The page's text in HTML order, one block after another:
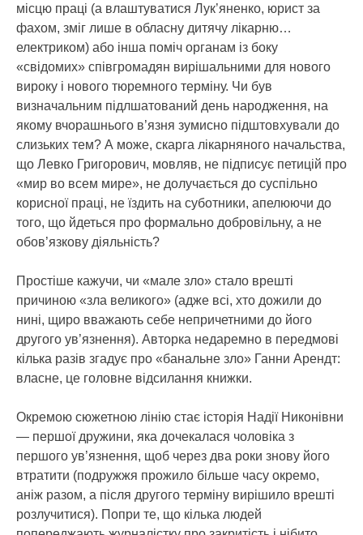
місцю праці (а влаштуватися Лук’яненко, юрист за
фахом, зміг лише в обласну дитячу лікарню…
електриком) або інша поміч органам із боку
«свідомих» співгромадян вирішальними для нового
вироку і нового тюремного терміну. Чи був
визначальним підлшатований день народження, на
якому вчорашнього в’язня зумисно підштовхували до
слизьких тем? А може, скарга лікарняного начальства,
що Левко Григорович, мовляв, не підписує петицій про
«мир во всем мире», не долучається до суспільно
корисної праці, не їздить на суботники, апелюючи до
того, що йдеться про формально добровільну, а не
обов’язкову діяльність?
Простіше кажучи, чи «мале зло» стало врешті
причиною «зла великого» (адже всі, хто дожили до
нині, щиро вважають себе непричетними до його
другого ув’язнення). Авторка недаремно в передмові
кілька разів згадує про «банальне зло» Ганни Арендт:
власне, це головне відсилання книжки.
Окремою сюжетною лінію стає історія Надії Никонівни
— першої дружини, яка дочекалася чоловіка з
першого ув’язнення, щоб через два роки знову його
втратити (подружжя прожило більше часу окремо,
аніж разом, а після другого терміну вирішило врешті
розлучитися). Попри те, що кілька людей